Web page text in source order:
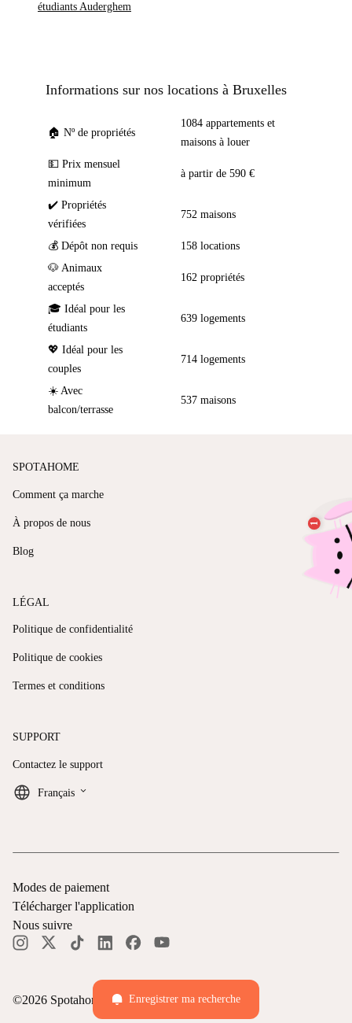
étudiants Auderghem
Informations sur nos locations à Bruxelles
🏠 Nº de propriétés
1084 appartements et
maisons à louer
💵 Prix mensuel
minimum
à partir de 590 €
✔️ Propriétés
vérifiées
752 maisons
💰 Dépôt non requis
158 locations
🐶 Animaux
acceptés
162 propriétés
🎓 Idéal pour les
étudiants
639 logements
💖 Idéal pour les
couples
714 logements
☀️ Avec
balcon/terrasse
537 maisons
Enregistrer ma recherche
SPOTAHOME
Comment ça marche
À propos de nous
Blog
LÉGAL
Politique de confidentialité
Politique de cookies
Termes et conditions
SUPPORT
Contactez le support
Français keyboard_arrow_down
©2026 Spotahome — Tous droits réservés
Modes de paiement
Télécharger l'application
Nous suivre